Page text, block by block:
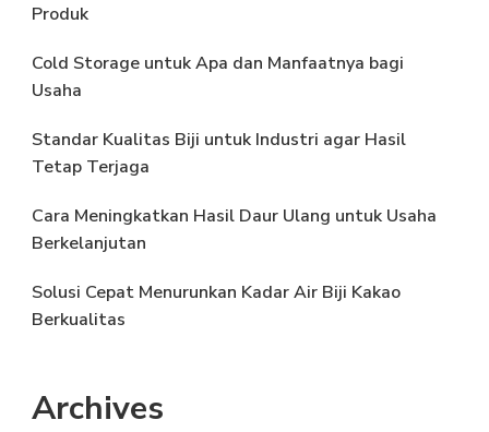
Produk
Cold Storage untuk Apa dan Manfaatnya bagi
Usaha
Standar Kualitas Biji untuk Industri agar Hasil
Tetap Terjaga
Cara Meningkatkan Hasil Daur Ulang untuk Usaha
Berkelanjutan
Solusi Cepat Menurunkan Kadar Air Biji Kakao
Berkualitas
Archives